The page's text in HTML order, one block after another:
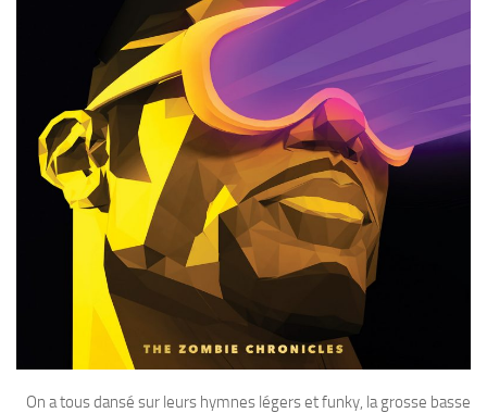
On a tous dansé sur leurs hymnes légers et funky, la grosse basse